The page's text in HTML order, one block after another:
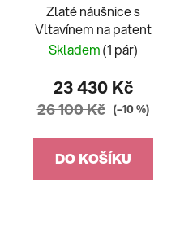
Zlaté náušnice s
Vltavínem na patent
Skladem(1 pár)
23 430 Kč
26 100 Kč (–10 %)
DO KOŠÍKU